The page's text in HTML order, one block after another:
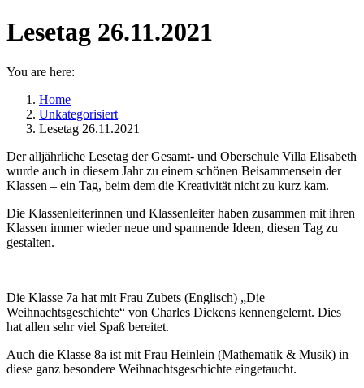
Lesetag 26.11.2021
You are here:
Home
Unkategorisiert
Lesetag 26.11.2021
Der alljährliche Lesetag der Gesamt- und Oberschule Villa Elisabeth
wurde auch in diesem Jahr zu einem schönen Beisammensein der
Klassen – ein Tag, beim dem die Kreativität nicht zu kurz kam.
Die Klassenleiterinnen und Klassenleiter haben zusammen mit ihren
Klassen immer wieder neue und spannende Ideen, diesen Tag zu
gestalten.
Die Klasse 7a hat mit Frau Zubets (Englisch) „Die
Weihnachtsgeschichte“ von Charles Dickens kennengelernt. Dies
hat allen sehr viel Spaß bereitet.
Auch die Klasse 8a ist mit Frau Heinlein (Mathematik & Musik) in
diese ganz besondere Weihnachtsgeschichte eingetaucht.